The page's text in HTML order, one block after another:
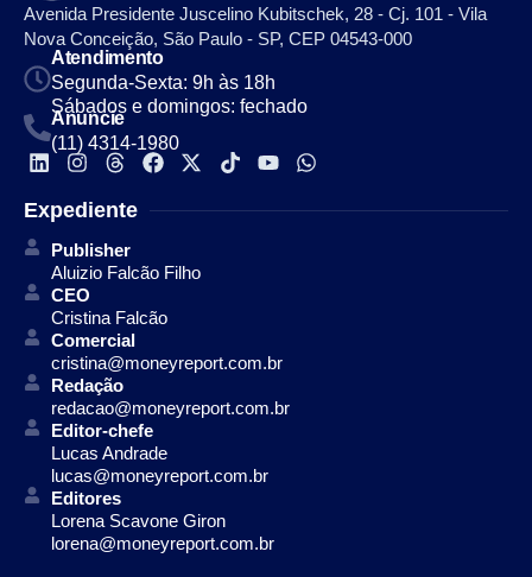
Avenida Presidente Juscelino Kubitschek, 28 - Cj. 101 - Vila
Nova Conceição, São Paulo - SP, CEP 04543-000
Atendimento
Segunda-Sexta: 9h às 18h
Sábados e domingos: fechado
Anuncie
(11) 4314-1980
Expediente
Publisher
Aluizio Falcão Filho
CEO
Cristina Falcão
Comercial
cristina@moneyreport.com.br
Redação
redacao@moneyreport.com.br
Editor-chefe
Lucas Andrade
lucas@moneyreport.com.br
Editores
Lorena Scavone Giron
lorena@moneyreport.com.br